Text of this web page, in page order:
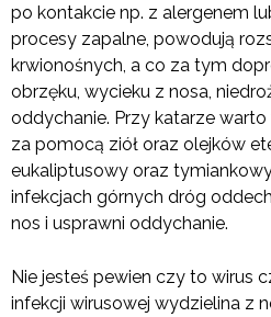
po kontakcie np. z alergenem
procesy zapalne, powodują
krwionośnych, a co za tym
obrzęku, wycieku z nosa,
oddychanie. Przy katarze
za pomocą ziół oraz olejków
eukaliptusowy oraz
infekcjach górnych dróg
nos i usprawni oddychanie.
Nie jesteś pewien czy to wirus
infekcji wirusowej wydzielina z